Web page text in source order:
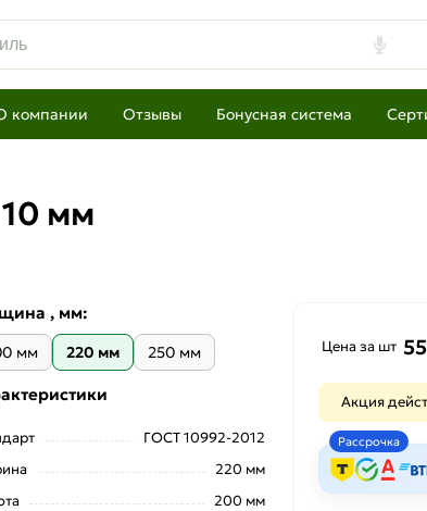
компании Отзывы Бонусная система
мм
Цена за шт 55
Акция
Рассрочка
, мм:
мм 220 мм 250 мм
ГОСТ 10992-2012
220 мм
200 мм